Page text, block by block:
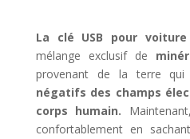
La clé USB pour
mélange exclusif de
provenant de la terre qui
négatifs des champs
corps humain.
confortablement en